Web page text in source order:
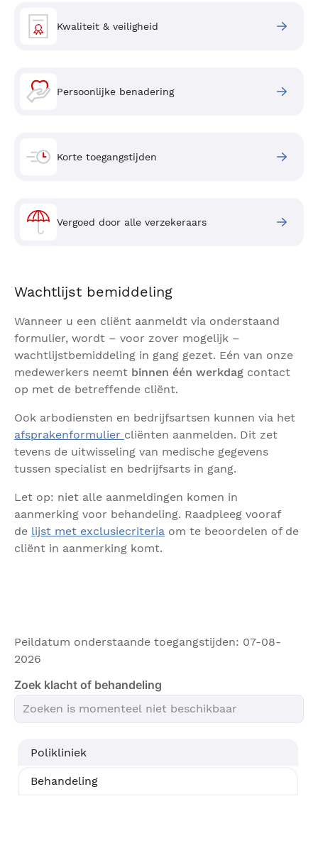
Kwaliteit & veiligheid
Persoonlijke benadering
Korte toegangstijden
Vergoed door alle verzekeraars
Wachtlijst bemiddeling
Wanneer u een cliënt aanmeldt via onderstaand
formulier, wordt – voor zover mogelijk –
wachtlijstbemiddeling in gang gezet. Eén van onze
medewerkers neemt binnen één werkdag contact
op met de betreffende cliënt.
Ook arbodiensten en bedrijfsartsen kunnen via het
afsprakenformulier cliënten aanmelden. Dit zet
tevens de uitwisseling van medische gegevens
tussen specialist en bedrijfsarts in gang.
Let op: niet alle aanmeldingen komen in
aanmerking voor behandeling. Raadpleeg vooraf
de lijst met exclusiecriteria om te beoordelen of de
cliënt in aanmerking komt.
Peildatum onderstaande toegangstijden: 07-08-
2026
Zoek klacht of behandeling
Polikliniek
Behandeling